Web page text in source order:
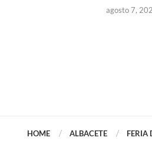
agosto 7,
HOME ALBACETE
FERIA